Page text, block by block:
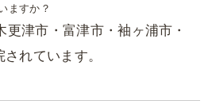
ますか？
津市・富津市・袖ヶ浦市・
れています。